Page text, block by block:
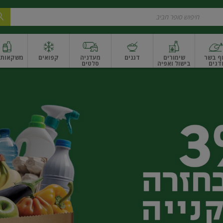
בשר
ודגים
שימורים
בישול ואפיה
דגנים מעדניה
סלטים
ונקניקים
קפואים משקאות
ואגוזיםפירות יבשים ארוזפירות יבשים בתפזורתפיצוחים, אגוזים